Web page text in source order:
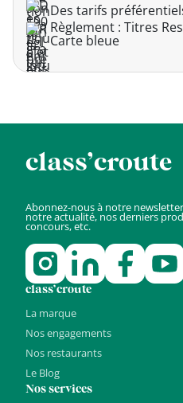
Des tarifs
Règlement : Titres
Carte bleue
class’croute
Abonnez-nous à notre
notre actualité, nos derniers
concours, etc.
class’croute
La marque
Nos engagements
Nos restaurants
Le Blog
Nos services